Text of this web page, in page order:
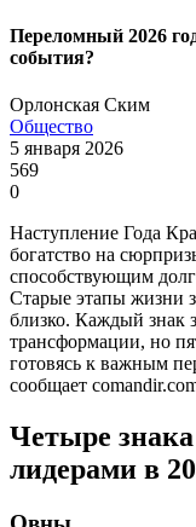
Переломный 2026
события?
Орлонская Ским
Общество
5 января 2026
569
0
Наступление Года
богатство на
способствующим
Старые этапы жизни
близко. Каждый знак
трансформации, но
готовясь к важным
сообщает
Четыре
лидерами в